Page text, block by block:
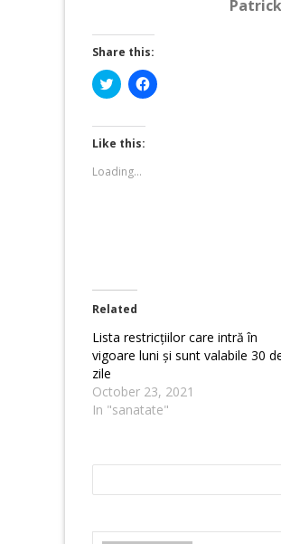
Share this:
Click
to
Twitter
(Opens
in
new
window)
Click
to
Like this:
Loading...
Related
Lista restricțiilor care intră în
vigoare luni și sunt valabile 30
zile
October 23, 2021
In "sanatate"